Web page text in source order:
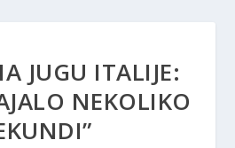
JUGU ITALIJE:
NEKOLIKO